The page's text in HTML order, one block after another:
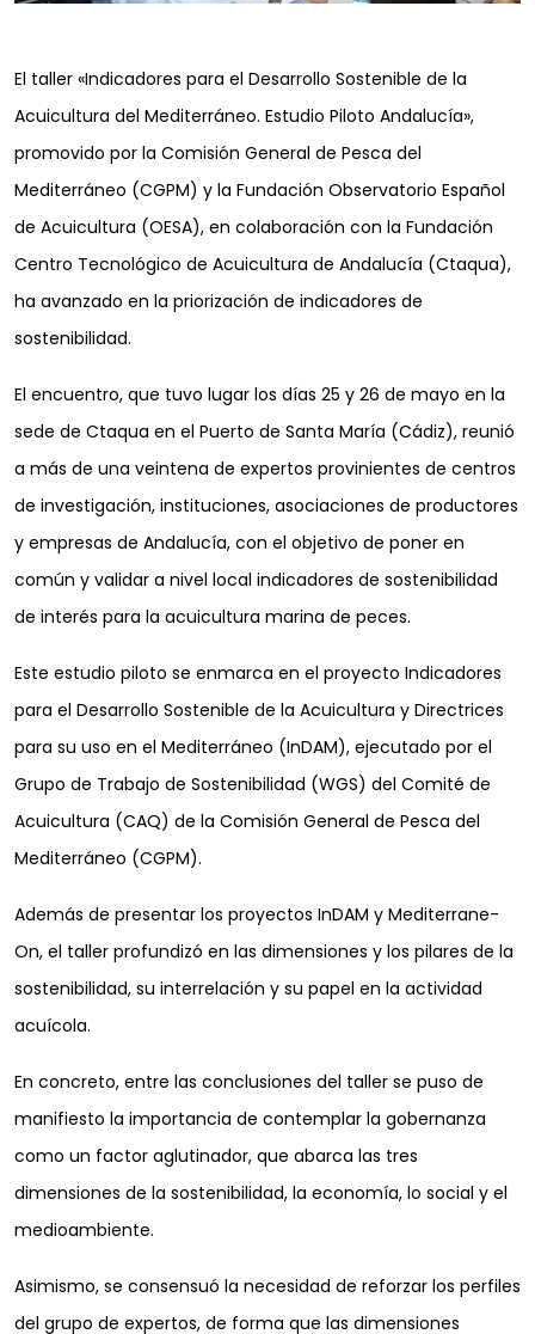
El taller «Indicadores para el Desarrollo Sostenible de la
Acuicultura del Mediterráneo. Estudio Piloto Andalucía»,
promovido por la Comisión General de Pesca del
Mediterráneo (CGPM) y la Fundación Observatorio Español
de Acuicultura (OESA), en colaboración con la Fundación
Centro Tecnológico de Acuicultura de Andalucía (Ctaqua),
ha avanzado en la priorización de indicadores de
sostenibilidad.
El encuentro, que tuvo lugar los días 25 y 26 de mayo en la
sede de Ctaqua en el Puerto de Santa María (Cádiz), reunió
a más de una veintena de expertos provinientes de centros
de investigación, instituciones, asociaciones de productores
y empresas de Andalucía, con el objetivo de poner en
común y validar a nivel local indicadores de sostenibilidad
de interés para la acuicultura marina de peces.
Este estudio piloto se enmarca en el proyecto Indicadores
para el Desarrollo Sostenible de la Acuicultura y Directrices
para su uso en el Mediterráneo (InDAM), ejecutado por el
Grupo de Trabajo de Sostenibilidad (WGS) del Comité de
Acuicultura (CAQ) de la Comisión General de Pesca del
Mediterráneo (CGPM).
Además de presentar los proyectos InDAM y Mediterrane-
On, el taller profundizó en las dimensiones y los pilares de la
sostenibilidad, su interrelación y su papel en la actividad
acuícola.
En concreto, entre las conclusiones del taller se puso de
manifiesto la importancia de contemplar la gobernanza
como un factor aglutinador, que abarca las tres
dimensiones de la sostenibilidad, la economía, lo social y el
medioambiente.
Asimismo, se consensuó la necesidad de reforzar los perfiles
del grupo de expertos, de forma que las dimensiones